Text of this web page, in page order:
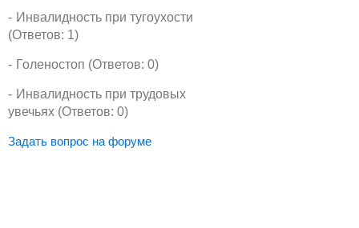
Инвалидность при тугоухости
(Ответов: 1)
Голеностоп (Ответов: 0)
Инвалидность при трудовых
увечьях (Ответов: 0)
Задать вопрос на форуме